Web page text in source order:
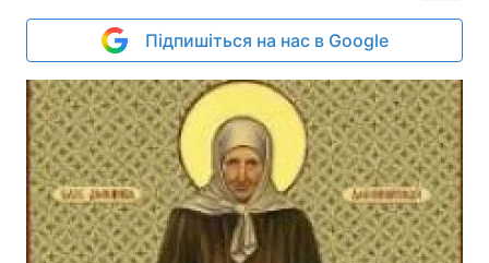
Підпишіться на нас в Google